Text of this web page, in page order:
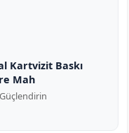
Kartvizit Baskı
Mah
Güçlendirin